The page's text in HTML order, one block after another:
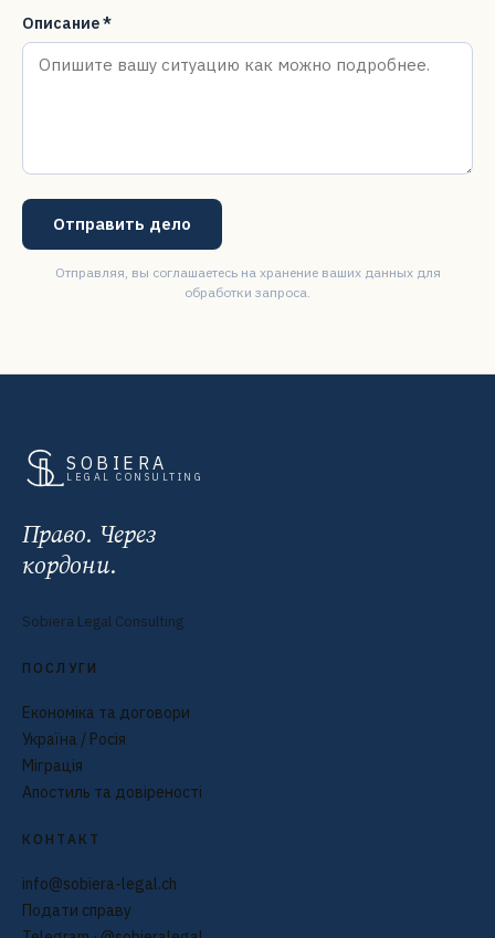
Описание *
Отправить дело
Отправляя, вы соглашаетесь на хранение ваших данных для
обработки запроса.
SOBIERA
LEGAL CONSULTING
Право. Через
кордони.
Sobiera Legal Consulting
ПОСЛУГИ
Економіка та договори
Україна / Росія
Міграція
Апостиль та довіреності
КОНТАКТ
info@sobiera-legal.ch
Подати справу